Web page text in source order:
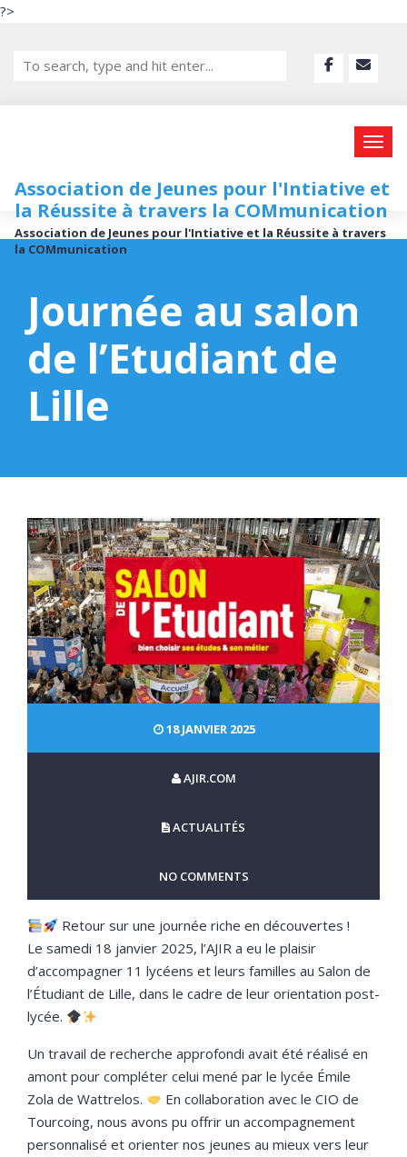
?>
Association de Jeunes pour l'Intiative et
la Réussite à travers la COMmunication
Association de Jeunes pour l'Intiative et la Réussite à travers
la COMmunication
Journée au salon
de l’Etudiant de
Lille
18 JANVIER 2025
AJIR.COM
ACTUALITÉS
NO COMMENTS
Retour sur une journée riche en découvertes !
Le samedi 18 janvier 2025, l’AJIR a eu le plaisir
d’accompagner 11 lycéens et leurs familles au Salon de
l’Étudiant de Lille, dans le cadre de leur orientation post-
lycée.
Un travail de recherche approfondi avait été réalisé en
amont pour compléter celui mené par le lycée Émile
Zola de Wattrelos.
En collaboration avec le CIO de
Tourcoing, nous avons pu offrir un accompagnement
personnalisé et orienter nos jeunes au mieux vers leur